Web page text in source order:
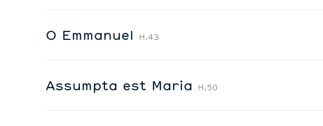
O Emmanuel H.43
Assumpta est Maria H.50